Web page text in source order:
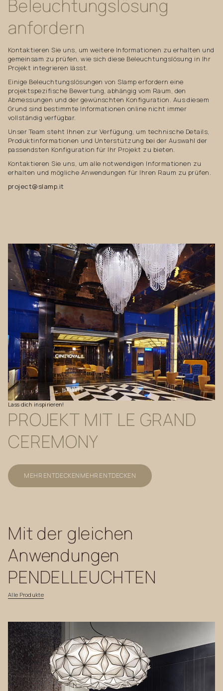
Beleuchtungslösung
anfordern
Kontaktieren Sie uns, um weitere Informationen zu erhalten und
gemeinsam zu prüfen, wie sich diese Beleuchtungslösung in Ihr
Projekt integrieren lässt.
Einige Beleuchtungslösungen von Slamp erfordern eine
projektspezifische Bewertung, abhängig vom Raum, den
Abmessungen und der gewünschten Konfiguration. Aus diesem
Grund sind bestimmte Informationen online nicht immer
vollständig verfügbar.
Unser Team steht Ihnen zur Verfügung, um technische Details,
Produktinformationen und Unterstützung bei der Auswahl der
passendsten Konfiguration für Ihr Projekt zu bieten.
Kontaktieren Sie uns, um alle notwendigen Informationen zu
erhalten und mögliche Anwendungen für Ihren Raum zu prüfen.
project@slamp.it
Lass dich inspirieren!
PROJEKT MIT LE GRAND
CEREMONY
MEHR ENTDECKENMEHR ENTDECKEN
Alle Produkte
Mit der gleichen
Anwendungen
PENDELLEUCHTEN